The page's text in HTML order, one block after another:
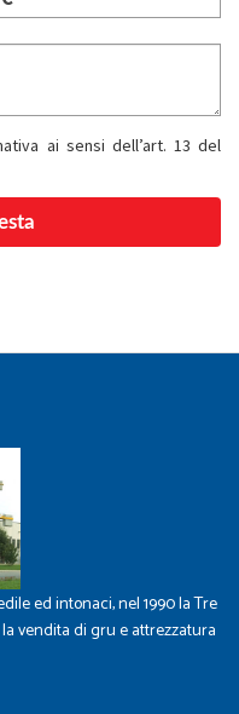
ai sensi dell’art. 13 del
ed intonaci, nel 1990 la Tre
vendita di gru e attrezzatura